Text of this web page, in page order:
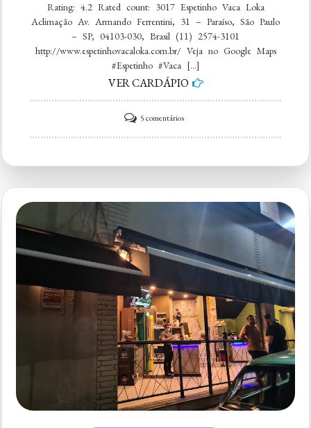
Rating: 4.2 Rated count: 3017 Espetinho Vaca Loka
Aclimação Av. Armando Ferrentini, 31 – Paraíso, São Paulo
– SP, 04103-030, Brasil (11) 2574-3101
http://www.espetinhovacaloka.com.br/ Veja no Google Maps
#Espetinho #Vaca […]
VER CARDÁPIO
5 comentáriosem
Espetinho